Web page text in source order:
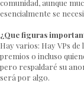
comunidad, aunque
esencialmente se
¿Que figuras
Hay varios: Hay VPs
premios o incluso
pero respaldaré su
será por algo.